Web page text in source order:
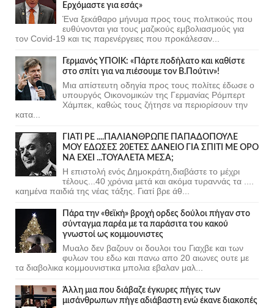
Ερχόμαστε για εσάς»
Ένα ξεκάθαρο μήνυμα προς τους πολιτικούς που
ευθύνονται για τους μαζικούς εμβολιασμούς για
τον Covid-19 και τις παρενέργειες που προκάλεσαν...
Γερμανός ΥΠΟΙΚ: «Πάρτε ποδήλατο και καθίστε
στο σπίτι για να πιέσουμε τον Β.Πούτιν»!
Μια απίστευτη οδηγία προς τους πολίτες έδωσε ο
υπουργός Οικονομικών της Γερμανίας Ρόμπερτ
Χάμπεκ, καθώς τους ζήτησε να περιορίσουν την
κατα...
ΓΙΑΤΙ ΡΕ ....ΠΑΛΙΑΝΘΡΩΠΕ ΠΑΠΑΔΟΠΟΥΛΕ
ΜΟΥ ΕΔΩΣΕΣ 20ΕΤΕΣ ΔΑΝΕΙΟ ΓΙΑ ΣΠΙΤΙ ΜΕ ΟΡΟ
ΝΑ ΕΧΕΙ ...ΤΟΥΑΛΕΤΑ ΜΕΣΑ;
Η επιστολή ενός Δημοκράτη,διαβάστε το μέχρι
τέλους...40 χρόνια μετά και ακόμα τυραννάς τα ....
καημένα παιδιά της νέας τάξης. Γιατί βρε άθ...
Πάρα την «θεϊκή» βροχή ορδες δούλοι πήγαν στο
σύνταγμα παρέα με τα παράσιτα του κακού
γνωστοί ως κομμουνιστες
Μυαλο δεν βαζουν οι δουλοι του Γιαχβε και των
φυλων του εδω και πανω απο 20 αιωνες ουτε με
τα διαβολικα κομμουνιστικα μπολια εβαλαν μαλ...
Άλλη μια που διάβαζε έγκυρες πήγες των
μισάνθρωπων πήγε αδιάβαστη ενώ έκανε διακοπές